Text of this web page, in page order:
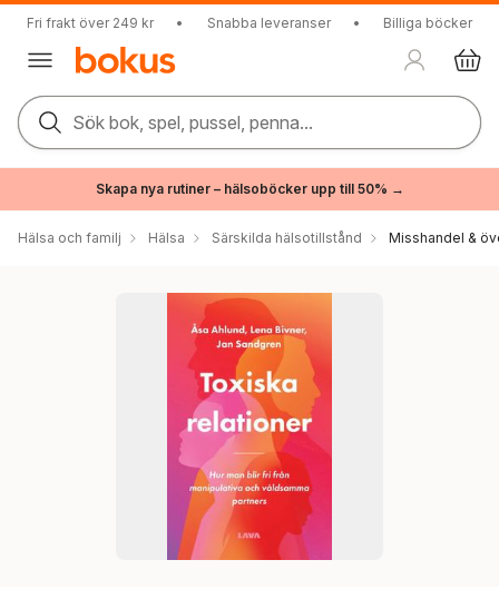
Fri frakt över 249 kr • Snabba leveranser • Billiga böcker
Sök bok, spel, pussel, penna...
Skapa nya rutiner – hälsoböcker upp till 50% →
Hälsa och familj Hälsa Särskilda hälsotillstånd Misshandel &